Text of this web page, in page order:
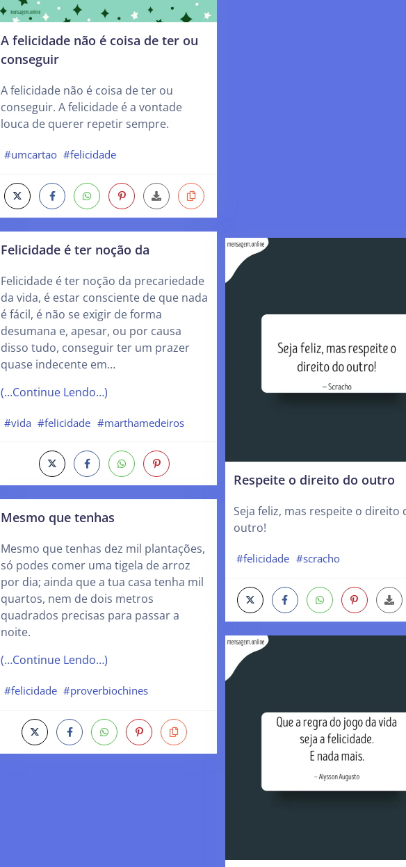
A felicidade não é coisa de ter ou
conseguir
A felicidade não é coisa de ter ou
conseguir. A felicidade é a vontade
louca de querer repetir sempre.
#umcartao #felicidade
Felicidade é ter noção da
Felicidade é ter noção da precariedade
da vida, é estar consciente de que nada
é fácil, é não se exigir de forma
desumana e, apesar, ou por causa
disso tudo, conseguir ter um prazer
quase indecente em…
(…Continue Lendo…)
#vida #felicidade #marthamedeiros
Mesmo que tenhas
Mesmo que tenhas dez mil plantações,
só podes comer uma tigela de arroz
por dia; ainda que a tua casa tenha mil
quartos, nem de dois metros
quadrados precisas para passar a
noite.
(…Continue Lendo…)
#felicidade #proverbiochines
Respeite o direito do outro
Seja feliz, mas respeite o direito
outro!
#felicidade #scracho